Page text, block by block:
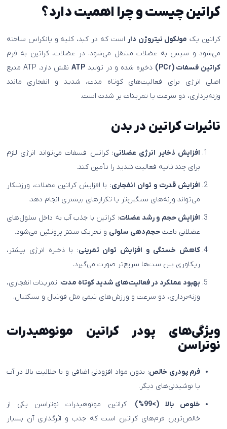
کراتین چیست و چرا اهمیت دارد؟
کراتین یک مولکول نیتروژن‌ دار است که در کبد، کلیه و پانکراس ساخته
می‌شود و سپس به عضلات منتقل می‌شود. در عضلات، کراتین به فرم
کراتین فسفات (PCr)
ذخیره شده و در تولیدATP
نقش دارد. ATP منبع
اصلی انرژی برای فعالیت‌های کوتاه مدت، شدید و انفجاری مانند
وزنه‌برداری، دو سرعت یا تمرینات پر شدت است.
تاثیرات کراتین در بدن
افزایش ذخایر انرژی عضلانی: کراتین فسفات می‌تواند انرژی لازم
برای چند ثانیه فعالیت شدید را تأمین کند.
افزایش قدرت و توان انفجاری: با افزایش کراتین عضلات، ورزشکار
می‌تواند وزنه‌های سنگین‌تر یا تکرارهای بیشتری انجام دهد.
افزایش حجم و رشد عضلات: کراتین با جذب آب به داخل سلول‌های
عضلانی باعث حجم‌دهی سلولی و تحریک سنتز پروتئین می‌شود.
کاهش خستگی و افزایش توان تمرینی: با ذخیره انرژی بیشتر،
ریکاوری بین ست‌ها سریع‌تر صورت می‌گیرد.
بهبود عملکرد در فعالیت‌های شدید کوتاه مدت: تمرینات انفجاری،
وزنه‌برداری، دو سرعت و ورزش‌های تیمی مثل فوتبال و بسکتبال.
ویژگی‌های پودر کراتین مونوهیدرات
نوتراسن
فرم پودری خالص: بدون مواد افزودنی اضافی و با حلالیت بالا در آب
یا نوشیدنی‌های دیگر.
خلوص بالا (>99%)
: کراتین مونوهیدرات نوتراسن یکی از
خالص‌ترین فرم‌های کراتین است که جذب و اثرگذاری آن بسیار